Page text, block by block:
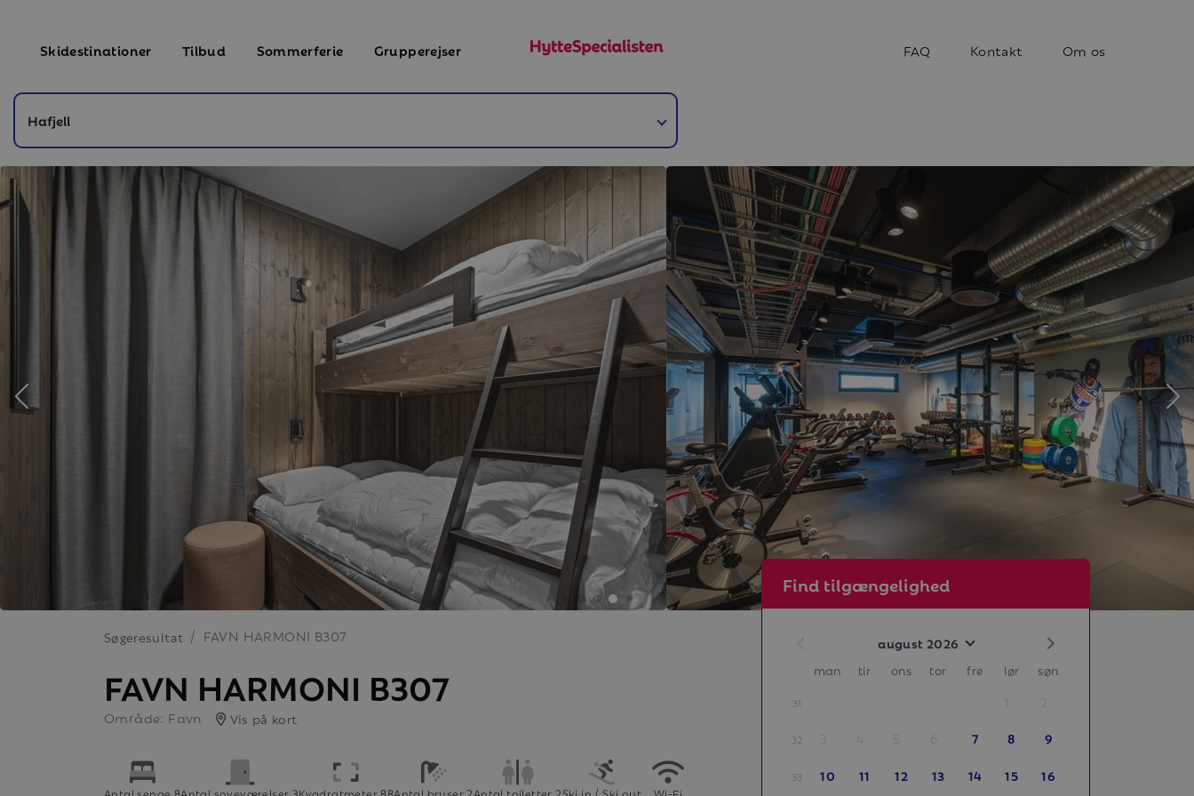
Skidestinationer Tilbud Sommerferie Grupperejser FAQ Kontakt Om os
Søgeresultat FAVN HARMONI B307
FAVN HARMONI B307
Område: Favn Vis på kort
Antal senge 8Antal soveværelser 3Kvadratmeter 88Antal bruser 2Antal toiletter 2Ski in / Ski out Wi-Fi
Find tilgængelighed
august 2026
man tir ons tor fre lør søn
31 2
32 3 4 5 6 7 8 9
33 10 11 12 13 14 15 16